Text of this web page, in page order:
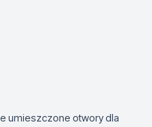
umieszczone otwory dla